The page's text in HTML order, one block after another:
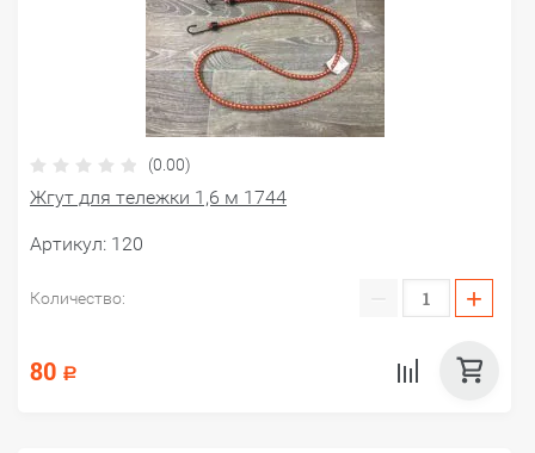
(0.00)
Жгут для тележки 1,6 м 1744
Артикул: 120
Количество: +
80 Р